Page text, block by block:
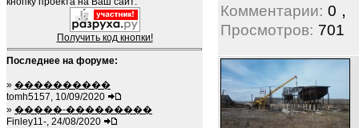
Получить код кнопки!
Последнее на форуме:
» ����������
tomh5157, 10/09/2020
» �����-���������
Finley11-, 24/08/2020
Комментарии: 0 ,
Просмотров: 701